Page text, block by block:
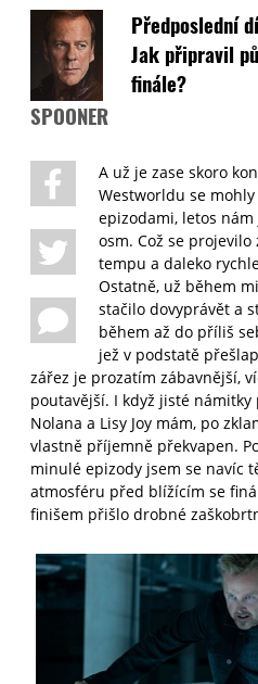
SPOONER
Předposlední
Jak připravil
finále?
A už je zase skoro
Westworldu se
epizodami, letos
osm. Což se
tempu a daleko
Ostatně, už během
stačilo dovyprávět a
během až do příliš
jež v podstatě
zářez je prozatím zábavnější,
poutavější. I když jisté
Nolana a Lisy Joy mám, po
vlastně příjemně překvapen.
minulé epizody jsem se navíc
atmosféru před blížícím se
finišem přišlo drobné